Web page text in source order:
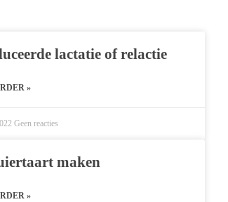
lactatie of relactie
»
Geen reacties
maken
»